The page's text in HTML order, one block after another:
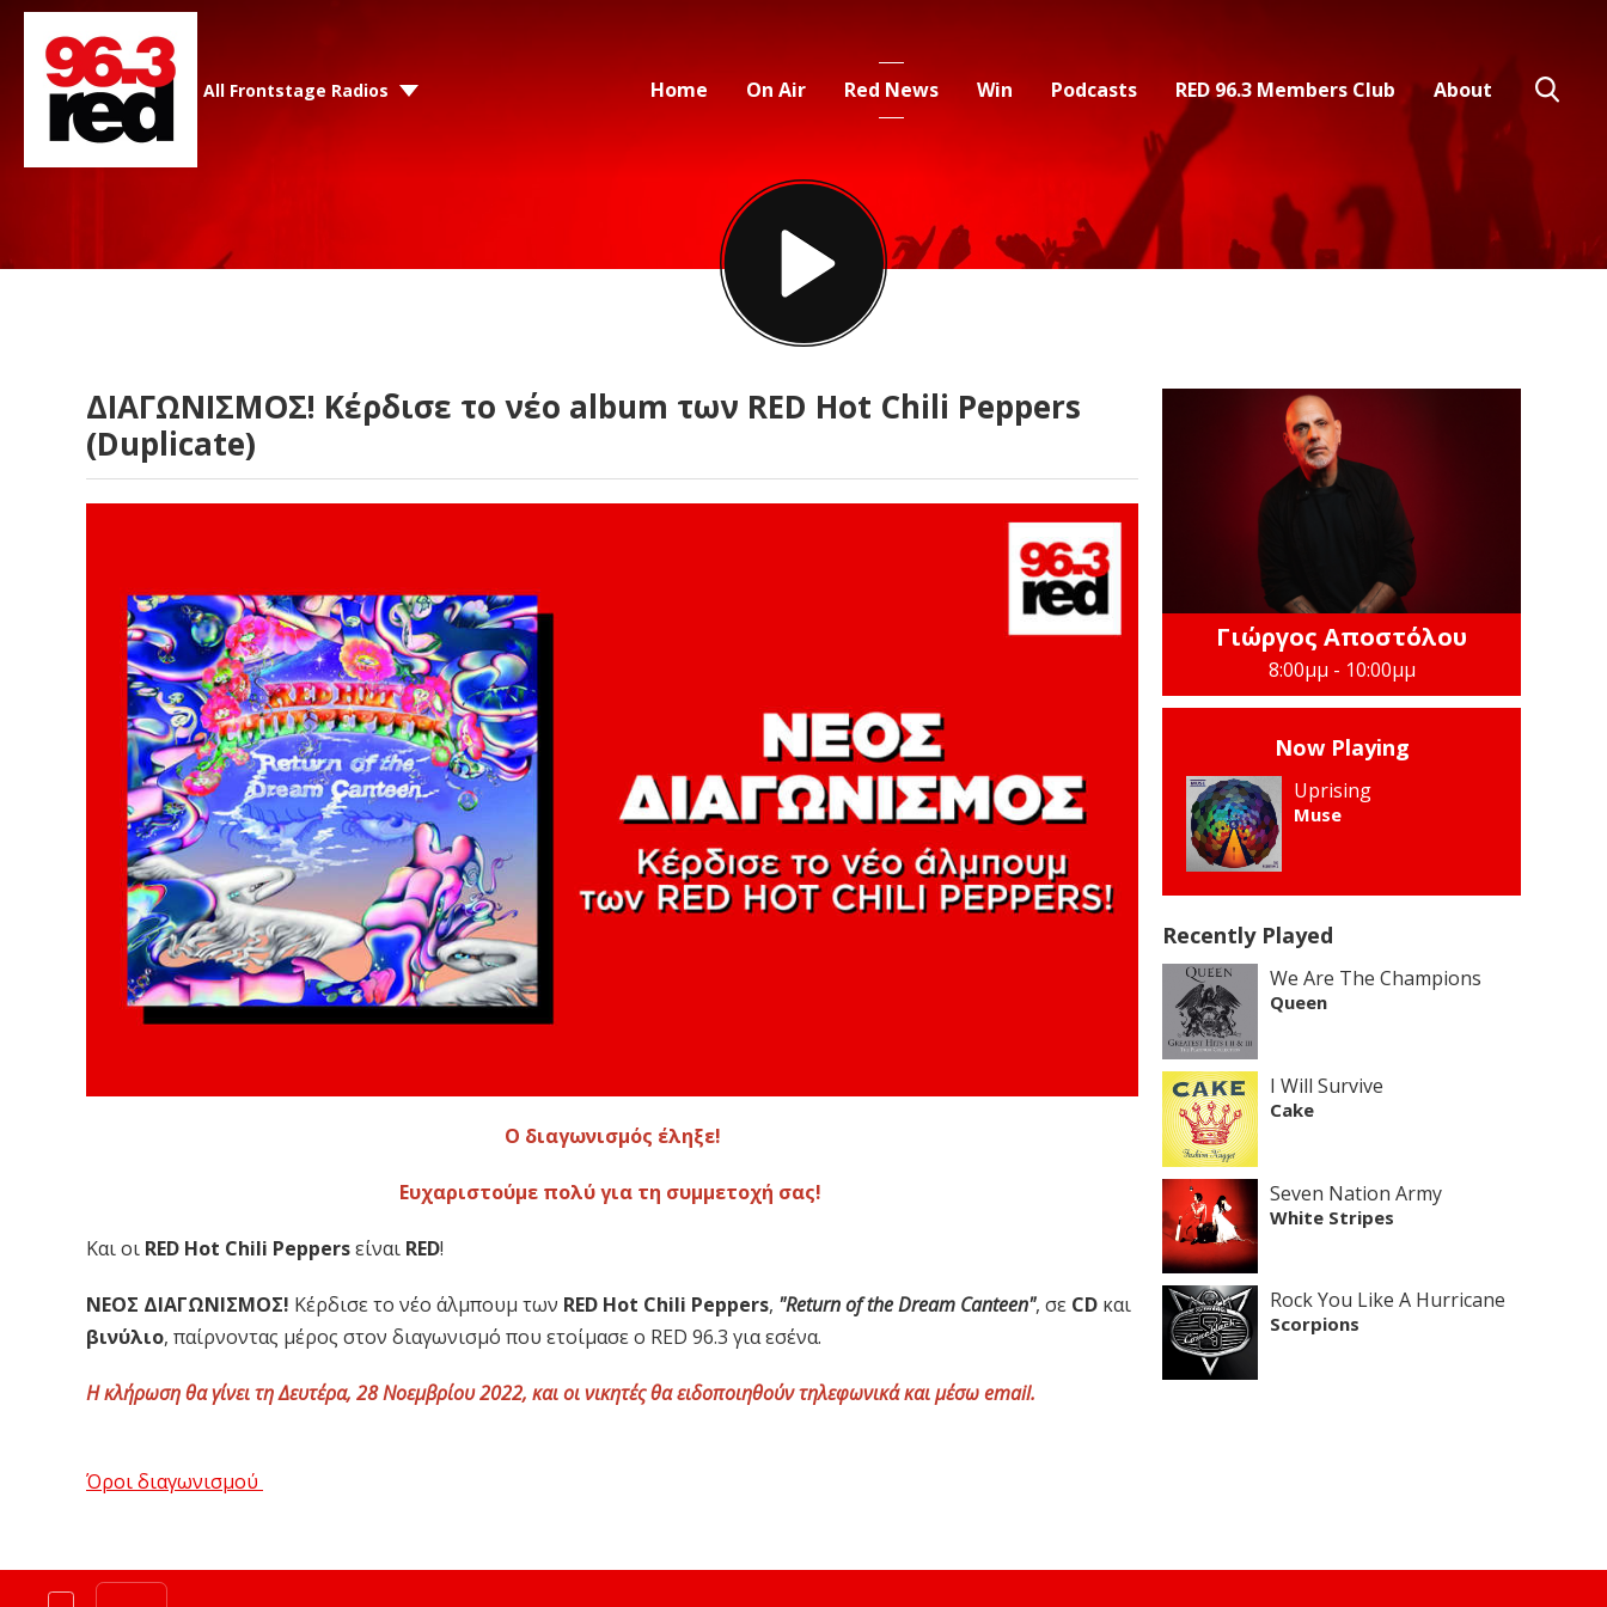
All Frontstage Radios Home On Air Red News Win Podcasts RED 96.3 Members Club About
ΔΙΑΓΩΝΙΣΜΟΣ! Κέρδισε το νέο album των RED Hot Chili Peppers
(Duplicate)
O διαγωνισμός έληξε!
Ευχαριστούμε πολύ για τη συμμετοχή σας!
Και οι RED Hot Chili Peppersείναι RED!
ΝΕΟΣ ΔΙΑΓΩΝΙΣΜΟΣ! Κέρδισε το νέο άλμπουμ των RED Hot Chili Peppers, "Return of the Dream Canteen", σε CD και
βινύλιο, παίρνοντας μέρος στον διαγωνισμό που ετοίμασε ο RED 96.3 για εσένα.
H κλήρωση θα γίνει τη Δευτέρα, 28 Νοεμβρίου 2022, και οι νικητές θα ειδοποιηθούν τηλεφωνικά και μέσω email.
Όροι διαγωνισμού
Γιώργος Αποστόλου
8:00μμ - 10:00μμ
Now Playing
Uprising
Muse
Recently Played
We Are The Champions
Queen
I Will Survive
Cake
Seven Nation Army
White Stripes
Rock You Like A Hurricane
Scorpions